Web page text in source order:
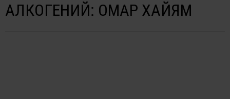
АЛКОГЕНИЙ: ОМАР ХАЙЯМ